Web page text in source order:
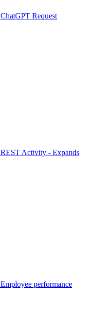
ChatGPT Request
REST Activity - Expands
Employee performance